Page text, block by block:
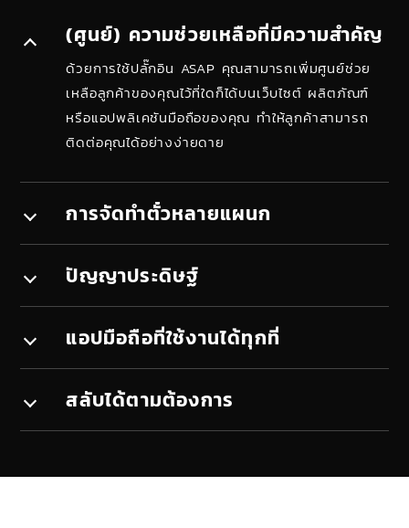
(ศูนย์) ความช่วยเหลือที่มีความสำคัญ
ด้วยการใช้ปลั๊กอิน ASAP คุณสามารถเพิ่มศูนย์ช่วย
เหลือลูกค้าของคุณไว้ที่ใดก็ได้บนเว็บไซต์ ผลิตภัณฑ์
หรือแอปพลิเคชันมือถือของคุณ ทำให้ลูกค้าสามารถ
ติดต่อคุณได้อย่างง่ายดาย
การจัดทำตั๋วหลายแผนก
ปัญญาประดิษฐ์
แอปมือถือที่ใช้งานได้ทุกที่
สลับได้ตามต้องการ